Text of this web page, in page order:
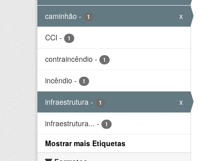
caminhão - 1 x
CCI - 1
contraincêndio - 1
incêndio - 1
infraestrutura - 1 x
infraestrutura... - 1
Mostrar mais Etiquetas